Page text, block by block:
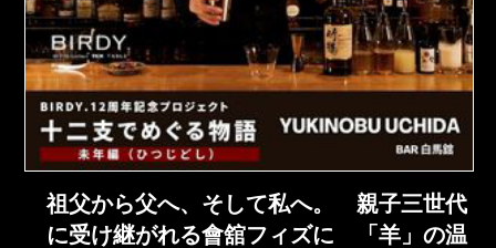
祖父から父へ、そして私へ。 親子三世代
に受け継がれる會舘フィズに 「羊」の温